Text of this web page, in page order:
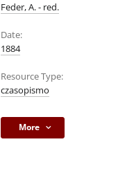
Feder, A. - red.
Date:
1884
Resource Type:
czasopismo
More